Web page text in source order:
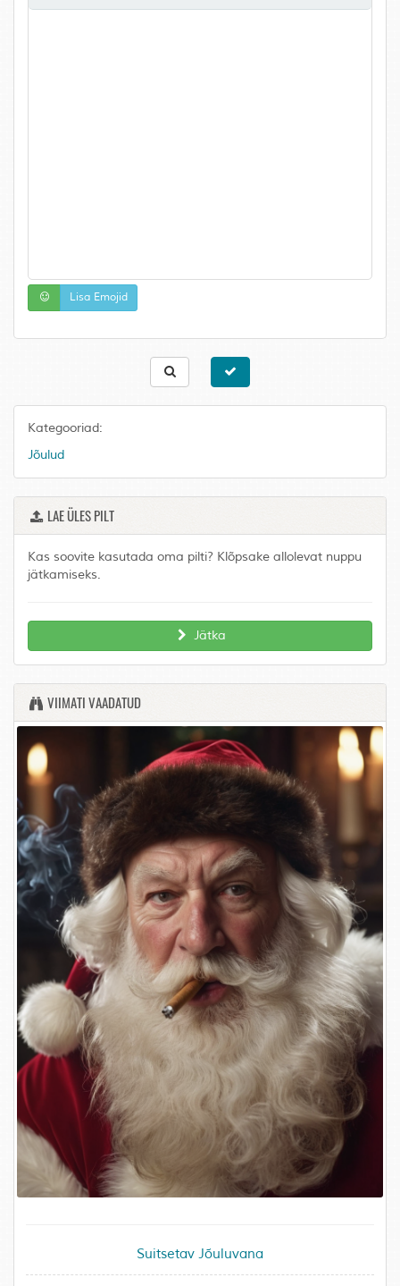
Lisa Emojid
Kategooriad:
Jõulud
LAE ÜLES PILT
Kas soovite kasutada oma pilti? Klõpsake allolevat nuppu
jätkamiseks.
Jätka
VIIMATI VAADATUD
Suitsetav Jõuluvana